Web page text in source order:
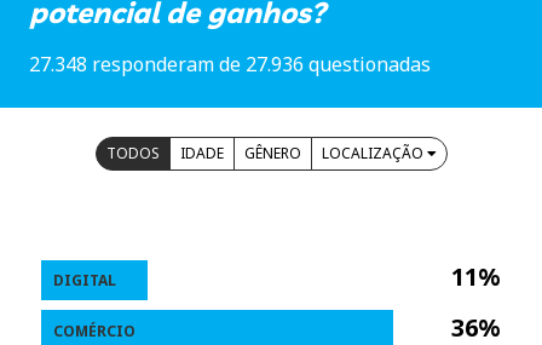
potencial de ganhos?
27.348 responderam de 27.936 questionadas
TODOS IDADE GÊNERO LOCALIZAÇÃO
11%
36%
DIGITAL
COMÉRCIO